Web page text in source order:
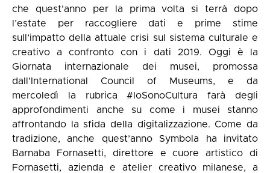
che quest’anno per la prima volta si terrà dopo
l’estate per raccogliere dati e prime stime
sull’impatto della attuale crisi sul sistema culturale e
creativo a confronto con i dati 2019. Oggi è la
Giornata internazionale dei musei, promossa
dall’International Council of Museums, e da
mercoledì la rubrica #IoSonoCultura farà degli
approfondimenti anche su come i musei stanno
affrontando la sfida della digitalizzazione. Come da
tradizione, anche quest’anno Symbola ha invitato
Barnaba Fornasetti, direttore e cuore artistico di
Fornasetti, azienda e atelier creativo milanese, a